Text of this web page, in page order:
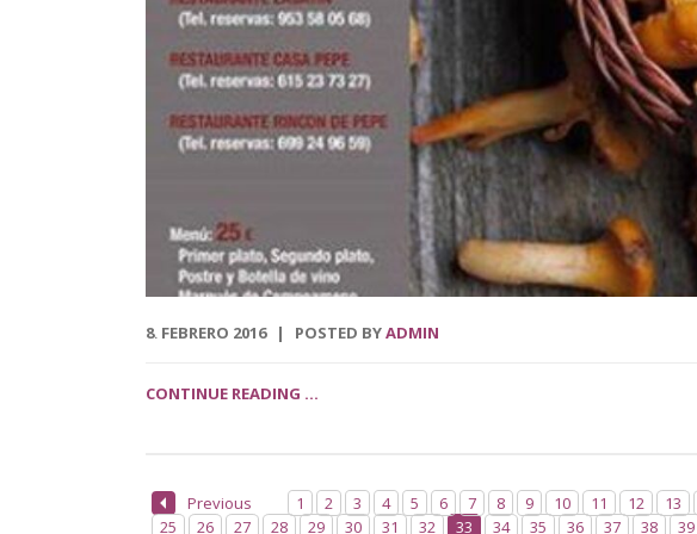
8. FEBRERO 2016 POSTED BYADMIN
CONTINUE READING ...
Previous 1 2 3 4 5 6 7 8 9 10 11 12 13
25
26 27 28 29 30 31 32 33 34 35 36 37 38 39